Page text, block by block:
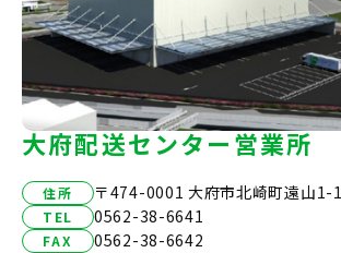
大府配送センター営業所
住所 〒474-0001 大府市北崎町遠山1-1
TEL 0562-38-6641
FAX 0562-38-6642